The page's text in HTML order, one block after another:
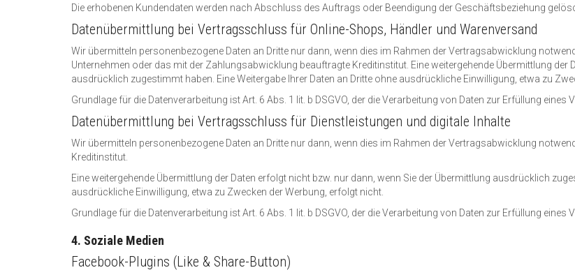
Die erhobenen Kundendaten werden nach Abschluss des Auftrags oder Beendigung der Geschäftsbeziehung
Datenübermittlung bei Vertragsschluss für Online-Shops, Händler und Warenversand
Wir übermitteln personenbezogene Daten an Dritte nur dann, wenn dies im Rahmen der Vertragsabwicklung
Unternehmen oder das mit der Zahlungsabwicklung beauftragte Kreditinstitut. Eine weitergehende Übermittlung der
ausdrücklich zugestimmt haben. Eine Weitergabe Ihrer Daten an Dritte ohne ausdrückliche Einwilligung, etwa zu
Grundlage für die Datenverarbeitung ist Art. 6 Abs. 1 lit. b DSGVO, der die Verarbeitung von Daten zur Erfüllung
Datenübermittlung bei Vertragsschluss für Dienstleistungen und digitale Inhalte
Wir übermitteln personenbezogene Daten an Dritte nur dann, wenn dies im Rahmen der Vertragsabwicklung
Kreditinstitut.
Eine weitergehende Übermittlung der Daten erfolgt nicht bzw. nur dann, wenn Sie der Übermittlung ausdrücklich
ausdrückliche Einwilligung, etwa zu Zwecken der Werbung, erfolgt nicht.
Grundlage für die Datenverarbeitung ist Art. 6 Abs. 1 lit. b DSGVO, der die Verarbeitung von Daten zur Erfüllung
4. Soziale Medien
Facebook-Plugins (Like & Share-Button)